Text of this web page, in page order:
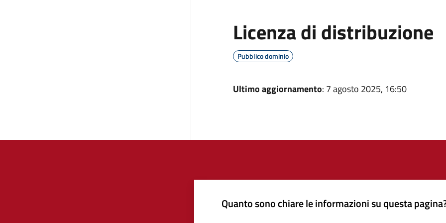
Licenza di distribuzione
Pubblico dominio
Ultimo aggiornamento: 7 agosto 2025, 16:50
Quanto sono chiare le informazioni su questa